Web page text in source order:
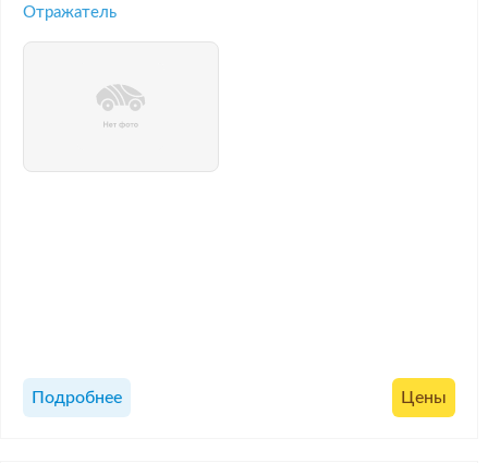
Отражатель
Подробнее Цены